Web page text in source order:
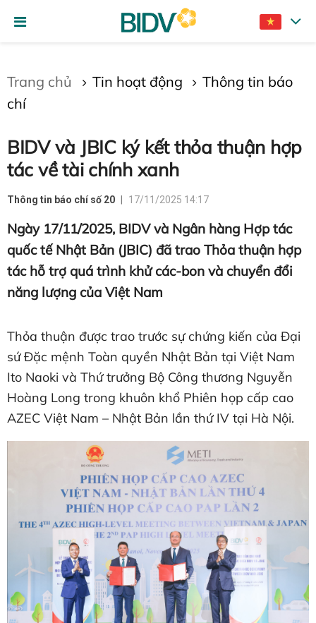
Trang chủ Tin hoạt động
Thông tin báo
chí
BIDV và JBIC ký kết thỏa thuận hợp
tác về tài chính xanh
Thông tin báo chí số 20 17/11/2025 14:17
Ngày 17/11/2025, BIDV và Ngân hàng Hợp tác
quốc tế Nhật Bản (JBIC) đã trao Thỏa thuận hợp
tác hỗ trợ quá trình khử các-bon và chuyển đổi
năng lượng của Việt Nam
Thỏa thuận được trao trước sự chứng kiến của Đại
sứ Đặc mệnh Toàn quyền Nhật Bản tại Việt Nam
Ito Naoki và Thứ trưởng Bộ Công thương Nguyễn
Hoàng Long trong khuôn khổ Phiên họp cấp cao
AZEC Việt Nam – Nhật Bản lần thứ IV tại Hà Nội.
Gửi bình luận